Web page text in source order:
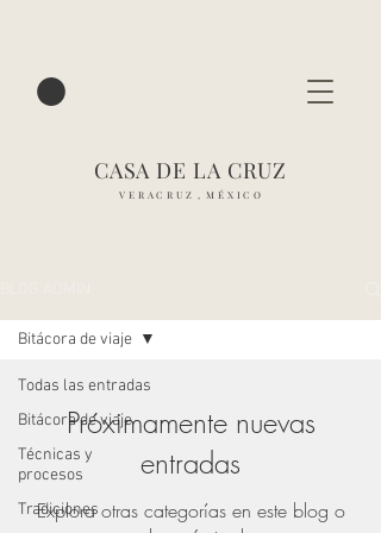
CASA DE LA CRUZ
V E R A C R U Z , M É X I C O
Todas las entradas
Bitácora de viaje
Técnicas y
procesos
Tradiciones
Bitácora de viaje
Próximamente nuevas
entradas
Explora otras categorías en este blog o